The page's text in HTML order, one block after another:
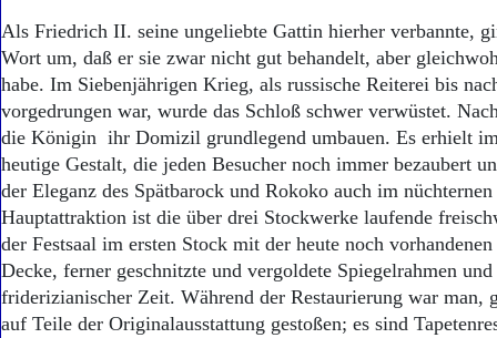
Als Friedrich II. seine ungeliebte Gattin hierher verbannte,
Wort um, daß er sie zwar nicht gut behandelt, aber
habe. Im Siebenjährigen Krieg, als russische Reiterei bis
vorgedrungen war, wurde das Schloß schwer verwüstet.
die Königin ihr Domizil grundlegend umbauen. Es erhielt
heutige Gestalt, die jeden Besucher noch immer bezaubert
der Eleganz des Spätbarock und Rokoko auch im
Hauptattraktion ist die über drei Stockwerke laufende
der Festsaal im ersten Stock mit der heute noch
Decke, ferner geschnitzte und vergoldete Spiegelrahmen
friderizianischer Zeit. Während der Restaurierung war man,
auf Teile der Originalausstattung gestoßen; es sind